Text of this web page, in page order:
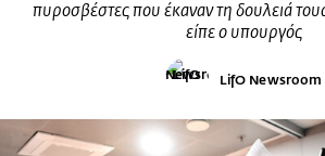
πυροσβέστες που έκαναν τη δουλειά
είπε ο υπουργός
LifO Newsroom